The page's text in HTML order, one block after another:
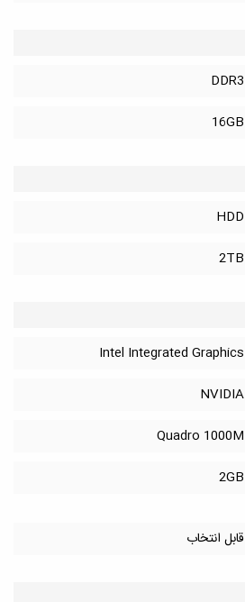
DDR3
16GB
HDD
2TB
Intel Integrated Graphics
NVIDIA
Quadro 1000M
2GB
قابل انتخاب